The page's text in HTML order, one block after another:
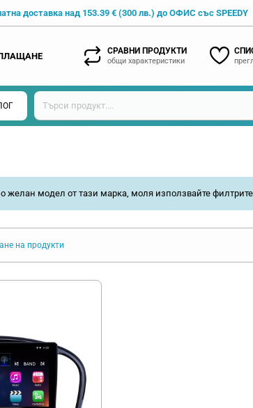
доставка над 153.39 € (300 лв.) до ОФИС със SPEEDY
СРАВНИ ПРОДУКТИ
общи характеристики
желан модел от тази марка, моля използвайте филтрите
на продукти